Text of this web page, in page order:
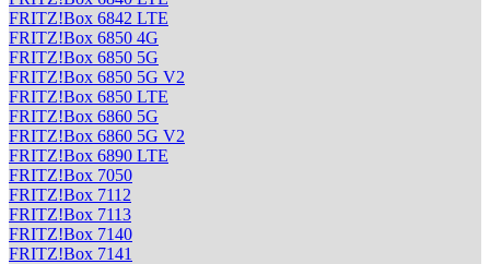
FRITZ!Box 6842 LTE
FRITZ!Box 6850 4G
FRITZ!Box 6850 5G
FRITZ!Box 6850 5G V2
FRITZ!Box 6850 LTE
FRITZ!Box 6860 5G
FRITZ!Box 6860 5G V2
FRITZ!Box 6890 LTE
FRITZ!Box 7050
FRITZ!Box 7112
FRITZ!Box 7113
FRITZ!Box 7140
FRITZ!Box 7141